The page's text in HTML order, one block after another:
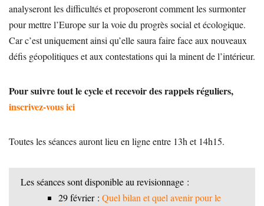
analyseront les difficultés et proposeront comment les surmonter
pour mettre l’Europe sur la voie du progrès social et écologique.
Car c’est uniquement ainsi qu’elle saura faire face aux nouveaux
défis géopolitiques et aux contestations qui la minent de l’intérieur.
Pour suivre tout le cycle et recevoir des rappels réguliers,
inscrivez-vous ici
Toutes les séances auront lieu en ligne entre 13h et 14h15.
Les séances sont disponible au revisionnage :
29 février : Quel bilan et quel avenir pour le